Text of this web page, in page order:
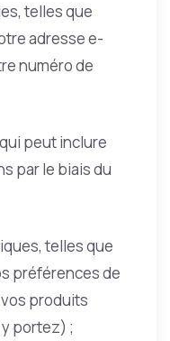
telles que
adresse e-
numéro de
peut inclure
par le biais du
telles que
préférences de
produits
portez) ;